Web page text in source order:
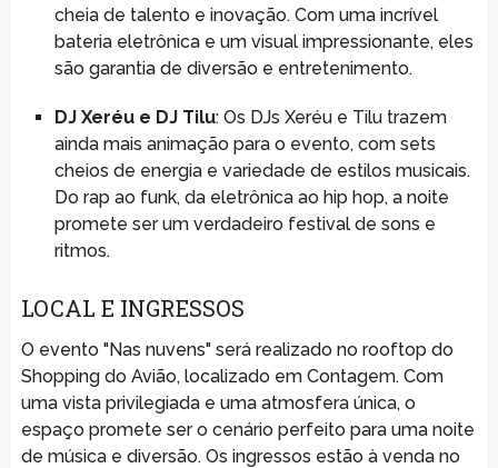
cheia de talento e inovação. Com uma incrível
bateria eletrônica e um visual impressionante, eles
são garantia de diversão e entretenimento.
DJ Xeréu e DJ Tilu: Os DJs Xeréu e Tilu trazem
ainda mais animação para o evento, com sets
cheios de energia e variedade de estilos musicais.
Do rap ao funk, da eletrônica ao hip hop, a noite
promete ser um verdadeiro festival de sons e
ritmos.
LOCAL E INGRESSOS
O evento "Nas nuvens" será realizado no rooftop do
Shopping do Avião, localizado em Contagem. Com
uma vista privilegiada e uma atmosfera única, o
espaço promete ser o cenário perfeito para uma noite
de música e diversão. Os ingressos estão à venda no